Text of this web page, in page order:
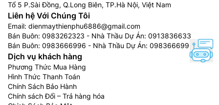
Tổ 5 P.Sài Đồng, Q.Long Biên, TP.Hà Nội, Việt Nam
Liên hệ Với Chúng Tôi
Email: dienmaythienphu6886@gmail.com
Bán Buôn: 0983262323 - Nhà Thầu Dự Án: 0913836633
Bán Buôn: 0983666996 - Nhà Thầu Dự Án: 0983666996
Dịch vụ khách hàng
Phương Thức Mua Hàng
Hình Thức Thanh Toán
Chính Sách Bảo Hành
Chính sách Đổi – Trả hàng hóa